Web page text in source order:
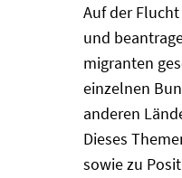
Auf der
und
migranten
einzelnen
anderen
Dieses
sowie zu